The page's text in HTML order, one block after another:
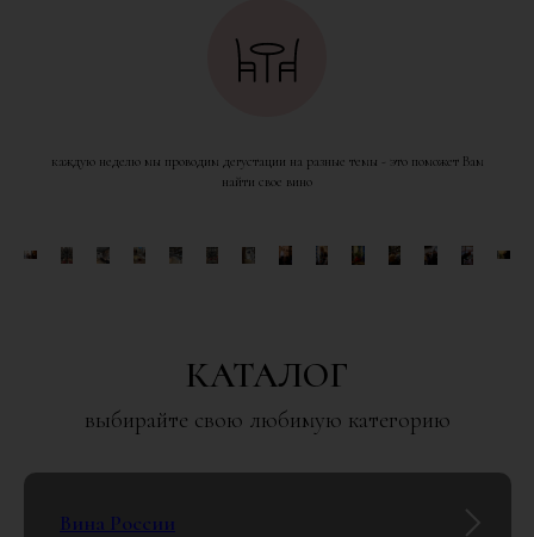
каждую неделю мы проводим дегустации на разные темы - это поможет Вам
найти свое вино
КАТАЛОГ
выбирайте свою любимую категорию
Вина России